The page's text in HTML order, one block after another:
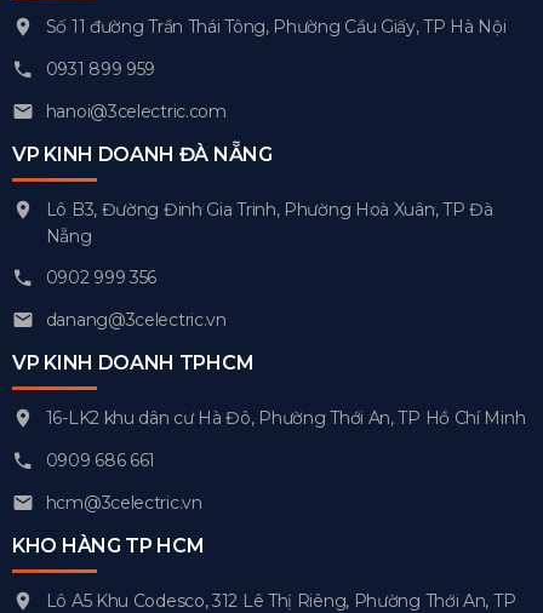
Số 11 đường Trần Thái Tông, Phường Cầu Giấy, TP Hà Nội
0931 899 959
hanoi@3celectric.com
VP KINH DOANH ĐÀ NẴNG
Lô B3, Đường Đinh Gia Trinh, Phường Hoà Xuân, TP Đà
Nẵng
0902 999 356
danang@3celectric.vn
VP KINH DOANH TPHCM
16-LK2 khu dân cư Hà Đô, Phường Thới An, TP Hồ Chí Minh
0909 686 661
hcm@3celectric.vn
KHO HÀNG TP HCM
Lô A5 Khu Codesco, 312 Lê Thị Riêng, Phường Thới An, TP